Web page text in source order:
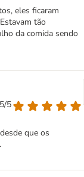
eles ficaram
tão
da comida sendo
5
que os